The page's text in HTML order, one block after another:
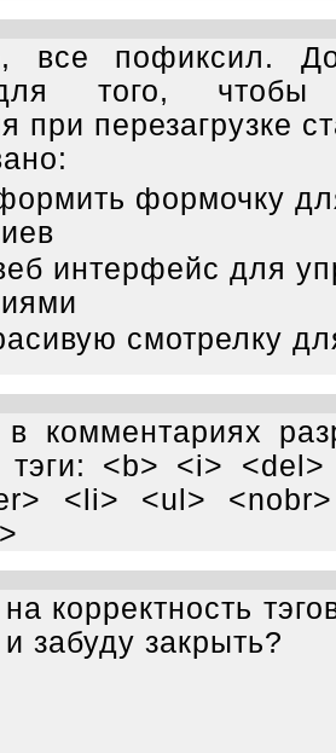
все пофиксил.
того, чтобы
при перезагрузке
формочку
интерфейс для
смотрелку
комментариях
<b> <i>
<li> <ul>
корректность
забуду закрыть?